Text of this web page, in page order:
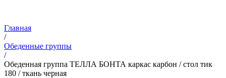
Главная
/
Обеденные группы
/
Обеденная группа ТЕЛЛА БОНТА каркас карбон / стол тик
180 / ткань черная